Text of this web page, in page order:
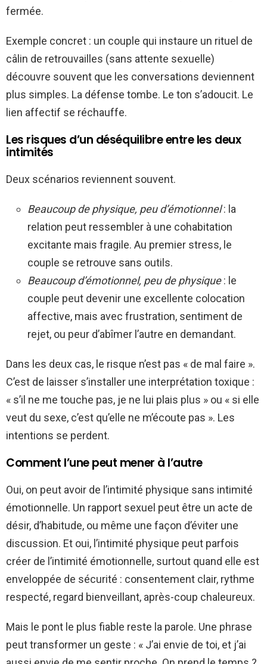
fermée.
Exemple concret : un couple qui instaure un rituel de
câlin de retrouvailles (sans attente sexuelle)
découvre souvent que les conversations deviennent
plus simples. La défense tombe. Le ton s’adoucit. Le
lien affectif se réchauffe.
Les risques d’un déséquilibre entre les deux
intimités
Deux scénarios reviennent souvent.
Beaucoup de physique, peu d’émotionnel: la
relation peut ressembler à une cohabitation
excitante mais fragile. Au premier stress, le
couple se retrouve sans outils.
Beaucoup d’émotionnel, peu de physique: le
couple peut devenir une excellente colocation
affective, mais avec frustration, sentiment de
rejet, ou peur d’abîmer l’autre en demandant.
Dans les deux cas, le risque n’est pas « de mal faire ».
C’est de laisser s’installer une interprétation toxique :
« s’il ne me touche pas, je ne lui plais plus » ou « si elle
veut du sexe, c’est qu’elle ne m’écoute pas ». Les
intentions se perdent.
Comment l’une peut mener à l’autre
Oui, on peut avoir de l’intimité physique sans intimité
émotionnelle. Un rapport sexuel peut être un acte de
désir, d’habitude, ou même une façon d’éviter une
discussion. Et oui, l’intimité physique peut parfois
créer de l’intimité émotionnelle, surtout quand elle est
enveloppée de sécurité : consentement clair, rythme
respecté, regard bienveillant, après-coup chaleureux.
Mais le pont le plus fiable reste la parole. Une phrase
peut transformer un geste : « J’ai envie de toi, et j’ai